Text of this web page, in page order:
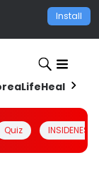
Install
LifeHealth
Quiz INSIDENESIA